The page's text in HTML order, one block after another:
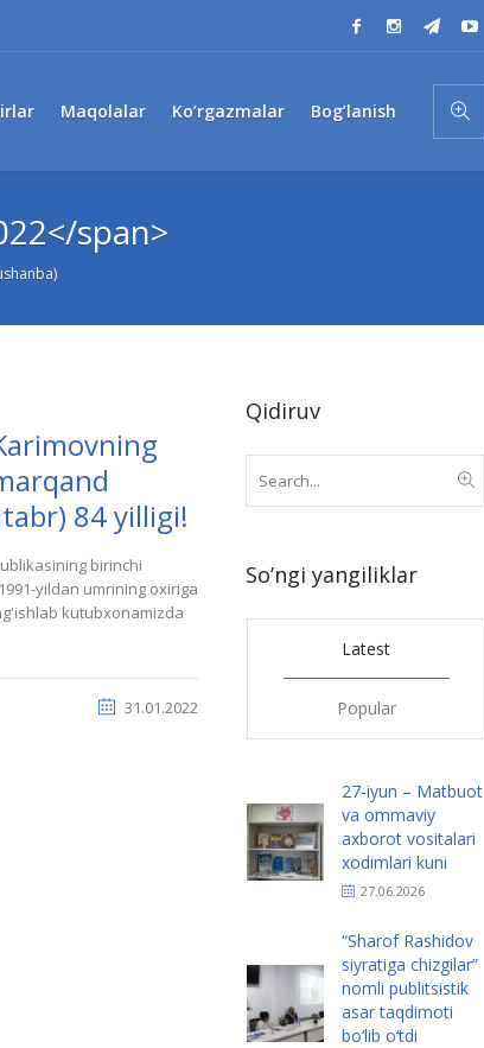
Maqolalar Ko’rgazmalar Bog’lanish
span>
84 yilligi!
birinchi
yildan umrining oxiriga
kutubxonamizda
31.01.2022
Qidiruv
So’ngi yangiliklar
Latest
Popular
27-iyun – Matbuot
va ommaviy
axborot vositalari
xodimlari kuni
27.06.2026
“Sharof Rashidov
siyratiga chizgilar”
nomli publitsistik
asar taqdimoti
bo‘lib o‘tdi